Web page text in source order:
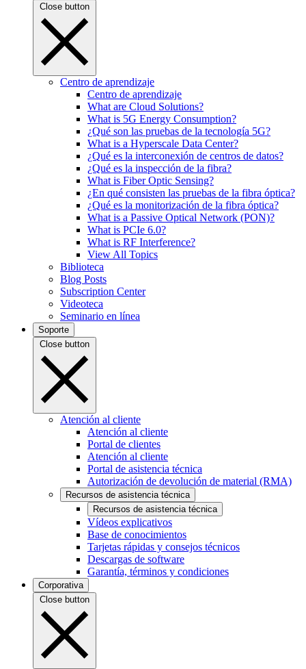
Close button
Centro de aprendizaje
Centro de aprendizaje
What are Cloud Solutions?
What is 5G Energy Consumption?
¿Qué son las pruebas de la tecnología 5G?
What is a Hyperscale Data Center?
¿Qué es la interconexión de centros de datos?
¿Qué es la inspección de la fibra?
What is Fiber Optic Sensing?
¿En qué consisten las pruebas de la fibra óptica?
¿Qué es la monitorización de la fibra óptica?
What is a Passive Optical Network (PON)?
What is PCIe 6.0?
What is RF Interference?
View All Topics
Biblioteca
Blog Posts
Subscription Center
Videoteca
Seminario en línea
Soporte
Close button
Atención al cliente
Atención al cliente
Portal de clientes
Atención al cliente
Portal de asistencia técnica
Autorización de devolución de material (RMA)
Recursos de asistencia técnica
Recursos de asistencia técnica
Vídeos explicativos
Base de conocimientos
Tarjetas rápidas y consejos técnicos
Descargas de software
Garantía, términos y condiciones
Corporativa
Close button